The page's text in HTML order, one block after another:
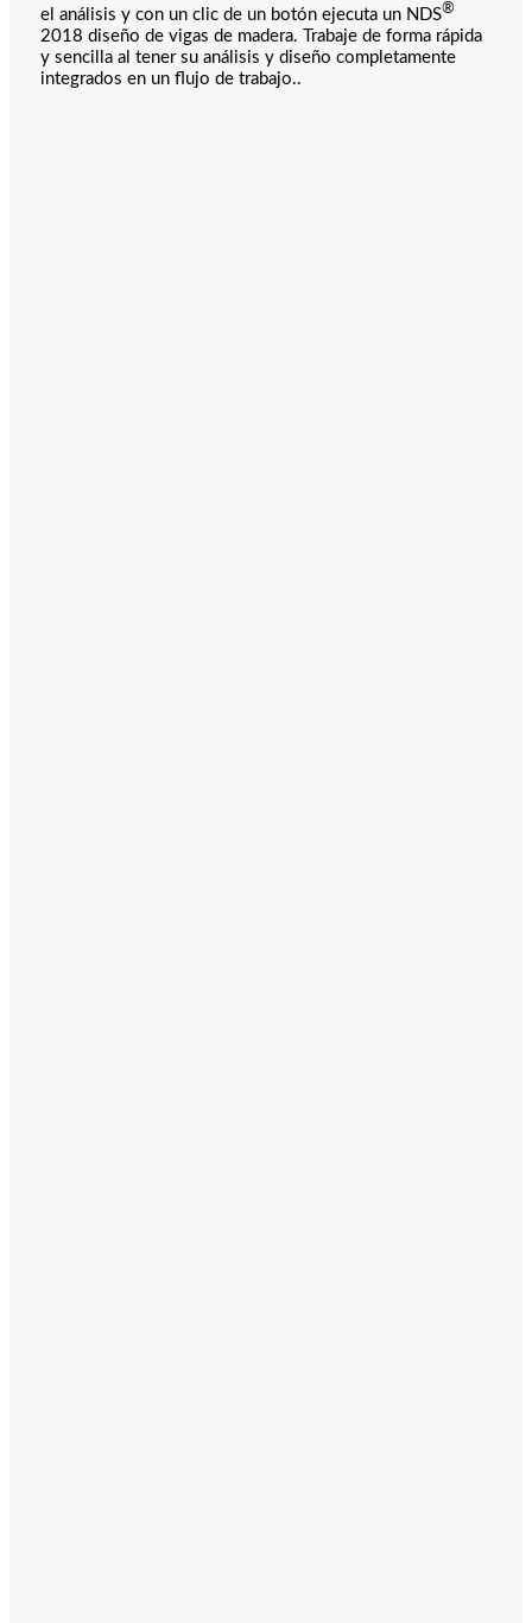
el análisis y con un clic de un botón ejecuta un NDS®
2018 diseño de vigas de madera. Trabaje de forma rápida
y sencilla al tener su análisis y diseño completamente
integrados en un flujo de trabajo..